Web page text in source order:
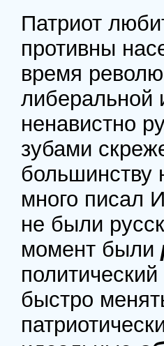
Патриот
противны
время
либеральной
ненавистно
зубами
большинству
много писал
не были
момент были
быстро